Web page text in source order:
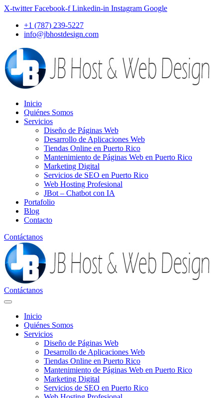
X-twitter Facebook-f Linkedin-in Instagram Google
+1 (787) 239-5227
info@jbhostdesign.com
Inicio
Quiénes Somos
Servicios
Diseño de Páginas Web
Desarrollo de Aplicaciones Web
Tiendas Online en Puerto Rico
Mantenimiento de Páginas Web en Puerto Rico
Marketing Digital
Servicios de SEO en Puerto Rico
Web Hosting Profesional
JBot – Chatbot con IA
Portafolio
Blog
Contacto
Contáctanos
Contáctanos
Inicio
Quiénes Somos
Servicios
Diseño de Páginas Web
Desarrollo de Aplicaciones Web
Tiendas Online en Puerto Rico
Mantenimiento de Páginas Web en Puerto Rico
Marketing Digital
Servicios de SEO en Puerto Rico